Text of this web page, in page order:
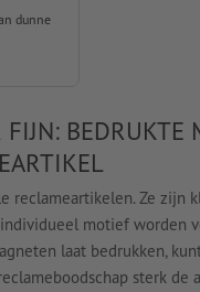
dunne
BEDRUKTE
reclameartikelen. Ze zijn
motief worden
laat bedrukken,
sterk de